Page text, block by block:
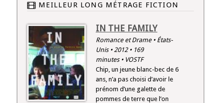
MEILLEUR LONG MÉTRAGE FICTION
IN THE FAMILY
Romance et Drame • États-
Unis • 2012 • 169
minutes • VOSTF
Chip, un jeune blanc-bec de 6
ans, n’a pas choisi d’avoir le
prénom d’une galette de
pommes de terre que l’on